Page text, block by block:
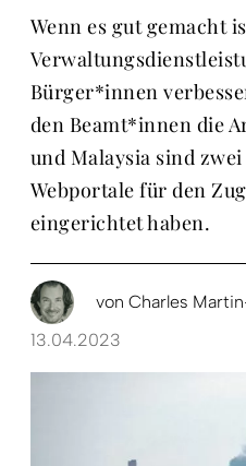
Wenn es gut gemacht
Bürger*innen
den Beamt*innen die
und Malaysia sind
Webportale für den
eingerichtet haben.
von Charles
13.04.2023